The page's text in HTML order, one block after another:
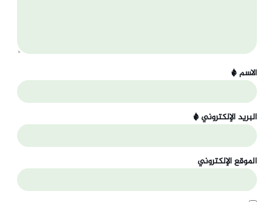
الاسم*
البريد الإلكتروني*
الموقع الإلكتروني